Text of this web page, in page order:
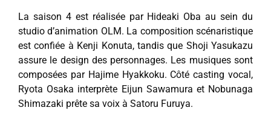
La saison 4 est réalisée par Hideaki Oba au sein du
studio d’animation OLM. La composition scénaristique
est confiée à Kenji Konuta, tandis que Shoji Yasukazu
assure le design des personnages. Les musiques sont
composées par Hajime Hyakkoku. Côté casting vocal,
Ryota Osaka interprète Eijun Sawamura et Nobunaga
Shimazaki prête sa voix à Satoru Furuya.